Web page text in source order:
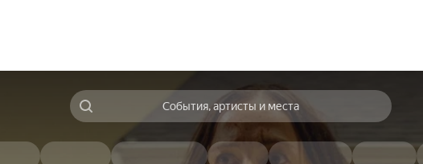
События, артисты и места